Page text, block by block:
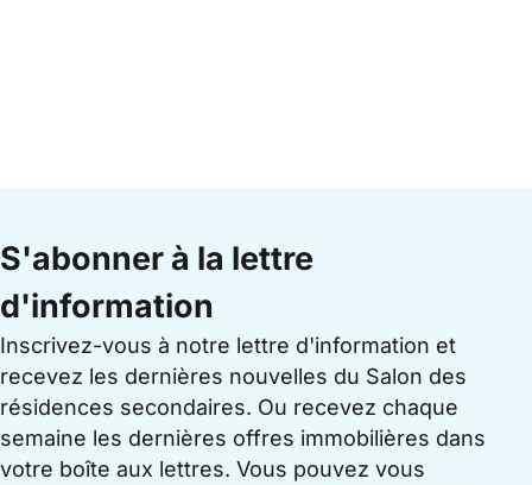
S'abonner à la lettre
d'information
Inscrivez-vous à notre lettre d'information et
recevez les dernières nouvelles du Salon des
résidences secondaires. Ou recevez chaque
semaine les dernières offres immobilières dans
votre boîte aux lettres. Vous pouvez vous